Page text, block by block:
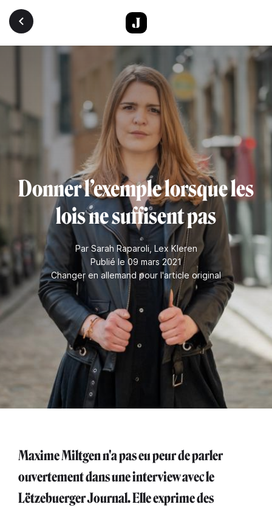
Aller au contenu principal
Donner l’exemple lorsque les
lois ne suffisent pas
Par Sarah Raparoli Lex Kleren
Publié le 09 mars 2021
Changer en allemand pour l'article original
Maxime Miltgen n'a pas eu peur de parler
ouvertement dans une interview avec le
Lëtzebuerger Journal. Elle exprime des